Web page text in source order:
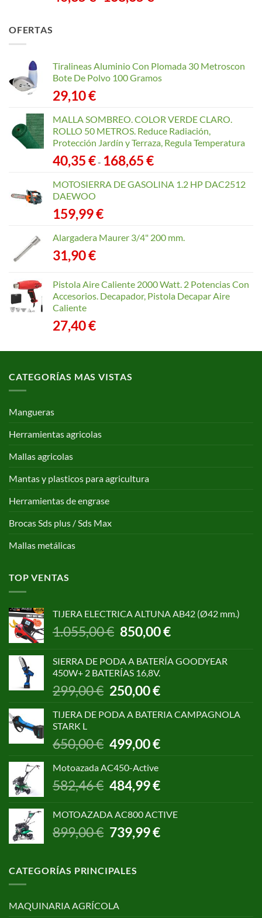
168,65 €
OFERTAS
Tiralineas Aluminio Con Plomada 30 Metroscon
Bote De Polvo 100 Gramos
29,10€
MALLA SOMBREO. COLOR VERDE CLARO.
ROLLO 50 METROS. Reduce Radiación,
Protección Jardín y Terraza, Regula Temperatura
40,35€- 168,65€Rango
precios:
MOTOSIERRA DE GASOLINA 1.2 HP DAC2512
DAEWOO
159,99€
Alargadera Maurer 3/4" 200 mm.
31,90€
Pistola Aire Caliente 2000 Watt. 2 Potencias Con
Accesorios. Decapador, Pistola Decapar Aire
Caliente
27,40€
CATEGORÍAS MAS VISTAS
Mangueras
Herramientas agricolas
Mallas agricolas
Mantas y plasticos para agricultura
Herramientas de engrase
Brocas Sds plus / Sds Max
Mallas metálicas
TOP VENTAS
TIJERA ELECTRICA ALTUNA AB42 (Ø42 mm.)
1.055,00€ El
precio
era:
1.055,00 €.
850,00€El
precio
es:
SIERRA DE PODA A BATERÍA GOODYEAR
450W+ 2 BATERÍAS 16,8V.
299,00€ El
precio
original
299,00 €.
250,00€El
precio
actual
250,00 €.
TIJERA DE PODA A BATERIA CAMPAGNOLA
STARK L
650,00€
El
precio
original
650,00 €.
499,00€El
precio
499,00 €.
Motoazada AC450-Active
582,46€
El
precio
era:
582,46 €.
484,99€El
precio
es:
484,99 €.
MOTOAZADA AC800 ACTIVE
899,00€ El
precio
era:
899,00 €.
739,99€El
precio
CATEGORÍAS PRINCIPALES
MAQUINARIA AGRÍCOLA